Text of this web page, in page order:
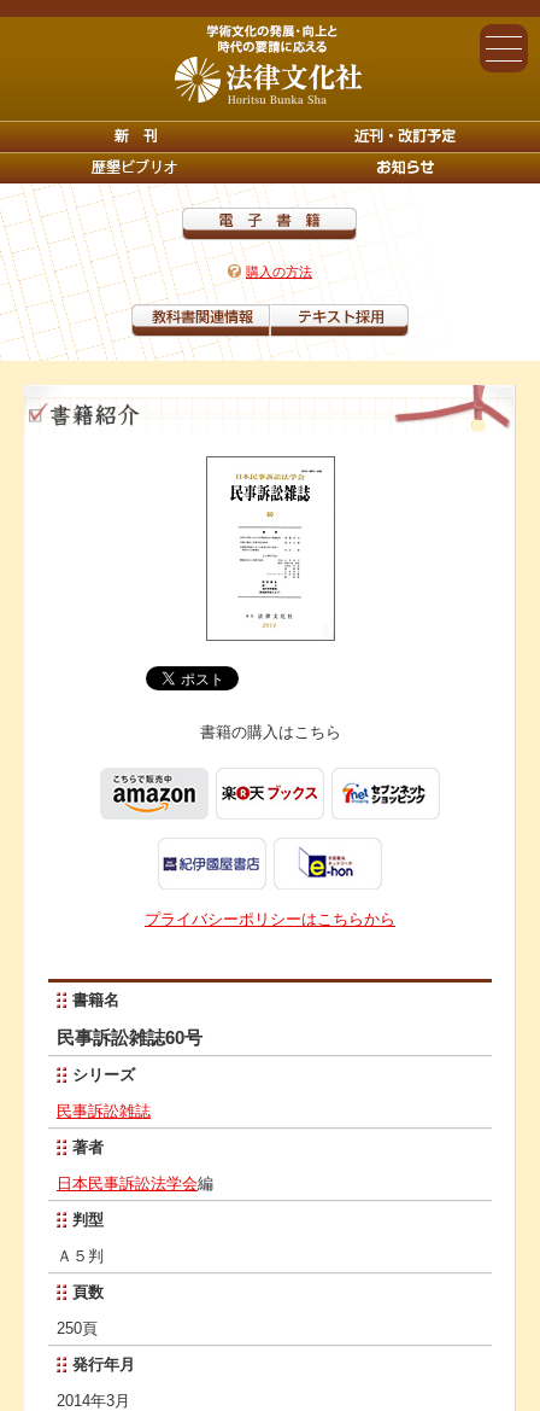
購入の方法
書籍の購入はこちら
プライバシーポリシーはこちらから
書籍名
民事訴訟雑誌60号
シリーズ
民事訴訟雑誌
著者
日本民事訴訟法学会編
判型
Ａ５判
頁数
250頁
発行年月
2014年3月